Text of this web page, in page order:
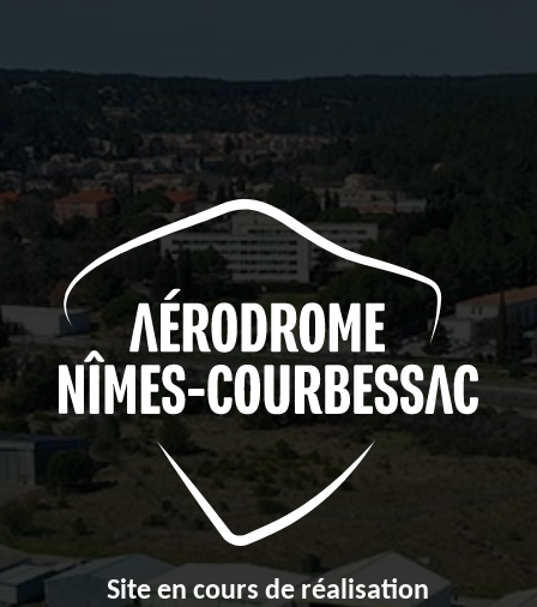
Site en cours de réalisation